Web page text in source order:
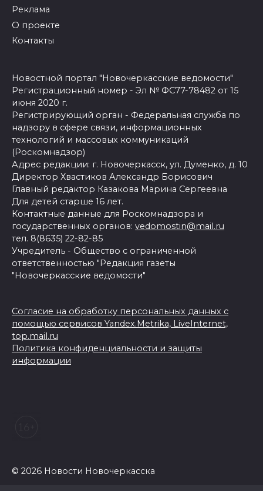
Реклама
О проекте
Контакты
Новостной портал "Новочеркасские ведомости"
Регистрационный номер - Эл № ФС77-78482 от 15
июня 2020 г.
Регистрирующий орган - Федеральная служба по
надзору в сфере связи, информационных
технологий и массовых коммуникаций
(Роскомнадзор)
Адрес редакции: г. Новочеркасск, ул. Думенко, д. 10
Директор Хвастиков Александр Борисович
Главный редактор Казакова Марина Сергеевна
Для детей старше 16 лет.
Контактные данные для Роскомнадзора и
государственных органов: vedomostin@mail.ru
тел. 8(8635) 22-82-85
Учредитель - Общество с ограниченной
ответственностью "Редакция газеты
"Новочеркасские ведомости"
Согласие на обработку персональных данных с
помощью сервисов Yandex.Metrika, LiveInternet,
top.mail.ru
Политика конфиденциальности и защиты
информации
© 2026 Новости Новочеркасска